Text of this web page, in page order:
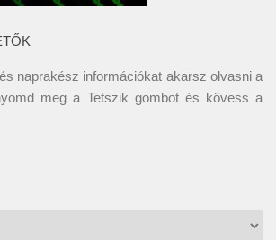
naprakész információkat akarsz olvasni a
meg a Tetszik gombot és kövess a